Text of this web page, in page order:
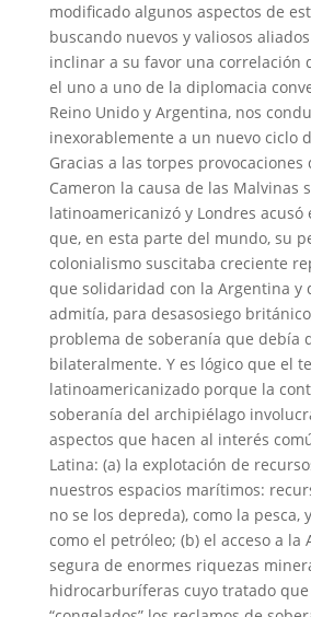
modificado algunos aspectos de
buscando nuevos y valiosos
inclinar a su favor una correlación
el uno a uno de la diplomacia
Reino Unido y Argentina, nos
inexorablemente a un nuevo ciclo
Gracias a las torpes provocaciones
Cameron la causa de las Malvinas
latinoamericanizó y Londres acusó
que, en esta parte del mundo, su
colonialismo suscitaba creciente
que solidaridad con la Argentina y
admitía, para desasosiego
problema de soberanía que debía
bilateralmente. Y es lógico que el
latinoamericanizado porque la
soberanía del archipiélago
aspectos que hacen al interés
Latina: (a) la explotación de
nuestros espacios marítimos:
no se los depreda), como la pesca,
como el petróleo; (b) el acceso a la
segura de enormes riquezas
hidrocarburíferas cuyo tratado